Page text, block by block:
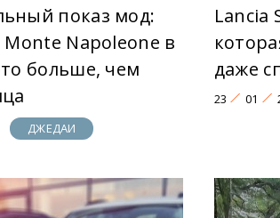
показ мод:
Monte Napoleone в
больше, чем
ДЖЕДАИ
Lancia
даже
23 01